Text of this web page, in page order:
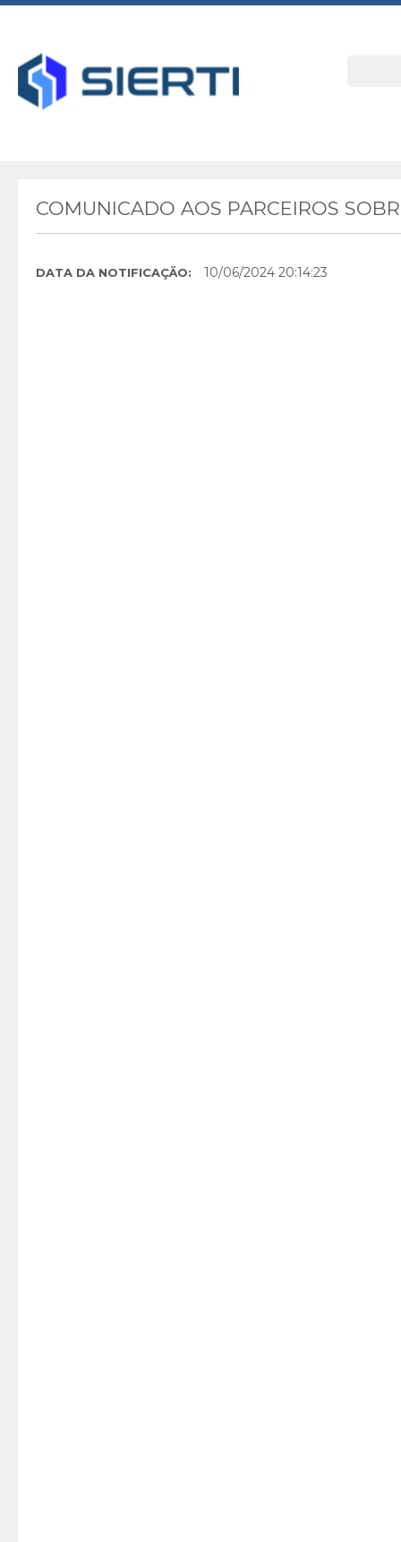
COMUNICADO AOS PARCEIROS
DATA DA NOTIFICAÇÃO: 10/06/2024 20:14:23